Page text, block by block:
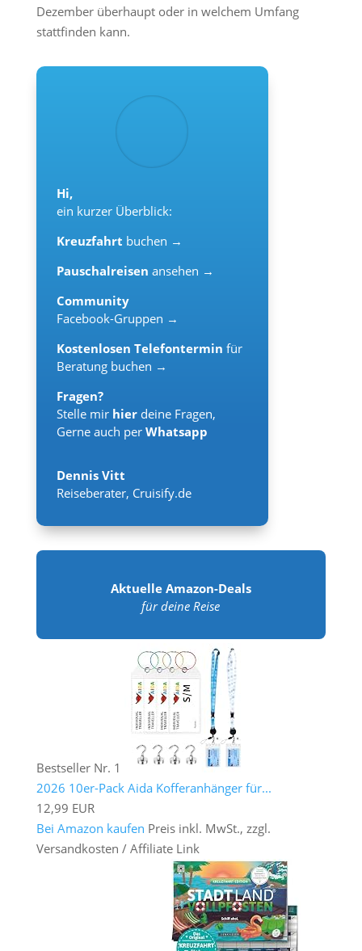
Dezember überhaupt oder in welchem Umfang
stattfinden kann.
Hi,
ein kurzer Überblick:
Kreuzfahrt buchen →
Pauschalreisen ansehen →
Community
Facebook-Gruppen →
Kostenlosen Telefontermin für
Beratung buchen →
Fragen?
Stelle mir hier deine Fragen,
Gerne auch per Whatsapp
Dennis Vitt
Reiseberater, Cruisify.de
Aktuelle Amazon-Deals
für deine Reise
Bestseller Nr. 1
2026 10er-Pack Aida Kofferanhänger für...
12,99 EUR
Bei Amazon kaufen Preis inkl. MwSt., zzgl.
Versandkosten / Affiliate Link